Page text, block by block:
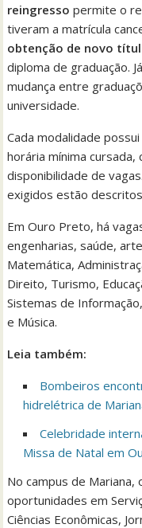
reingresso permite o
tiveram a matrícula
obtenção de novo
diploma de graduação.
mudança entre
universidade.
Cada modalidade
horária mínima
disponibilidade de
exigidos estão
Em Ouro Preto, há
engenharias, saúde,
Matemática,
Direito, Turismo,
Sistemas de
e Música.
Leia também:
Bombeiros
hidrelétrica de
Celebridade
Missa de Natal em
No campus de Mariana,
oportunidades em
Ciências Econômicas,